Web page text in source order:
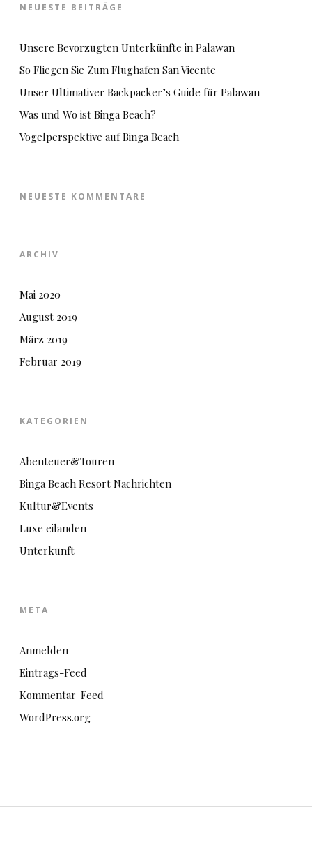
NEUESTE BEITRÄGE
Unsere Bevorzugten Unterkünfte in Palawan
So Fliegen Sie Zum Flughafen San Vicente
Unser Ultimativer Backpacker’s Guide für Palawan
Was und Wo ist Binga Beach?
Vogelperspektive auf Binga Beach
NEUESTE KOMMENTARE
ARCHIV
Mai 2020
August 2019
März 2019
Februar 2019
KATEGORIEN
Abenteuer&Touren
Binga Beach Resort Nachrichten
Kultur&Events
Luxe eilanden
Unterkunft
META
Anmelden
Eintrags-Feed
Kommentar-Feed
WordPress.org